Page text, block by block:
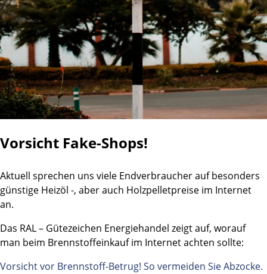
Vorsicht Fake-Shops!
Aktuell sprechen uns viele Endverbraucher auf besonders
günstige Heizöl -, aber auch Holzpelletpreise im Internet
an.
Das RAL – Gütezeichen Energiehandel zeigt auf, worauf
man beim Brennstoffeinkauf im Internet achten sollte:
Vorsicht vor Brennstoff-Betrug! So vermeiden Sie Abzocke.